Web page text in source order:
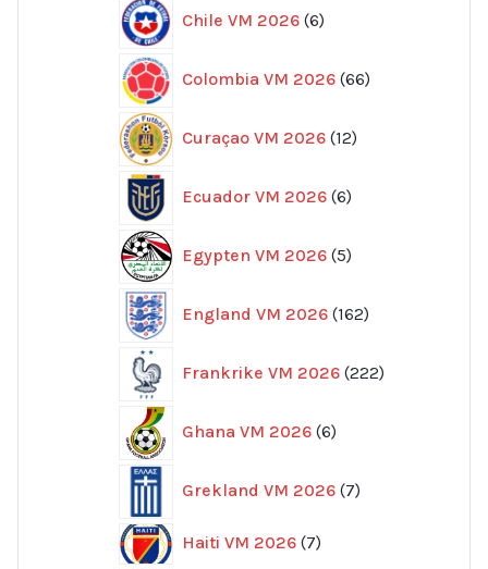
Chile VM 2026 6
produkter
Colombia VM 2026 66
produkter
Curaçao VM 2026 12
produkter
Ecuador VM 2026 6
produkter
Egypten VM 2026 5
produkter
England VM 2026 162
produkter
Frankrike VM 2026 222
produkter
Ghana VM 2026 6
produkter
Grekland VM 2026 7
produkter
Haiti VM 2026 77